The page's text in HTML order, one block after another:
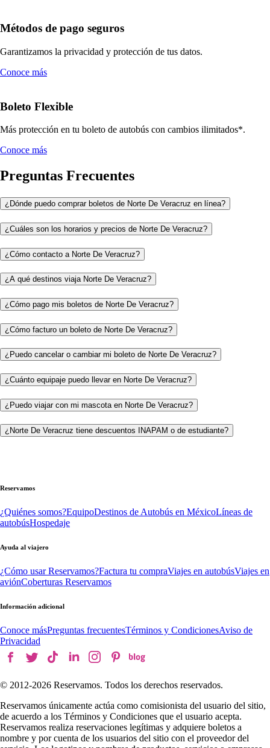
Métodos de pago seguros
Garantizamos la privacidad y protección de tus datos.
Conoce más
Boleto Flexible
Más protección en tu boleto de autobús con cambios ilimitados*.
Conoce más
Preguntas Frecuentes
¿Dónde puedo comprar boletos de Norte De Veracruz en línea?
¿Cuáles son los horarios y precios de Norte De Veracruz?
¿Cómo contacto a Norte De Veracruz?
¿A qué destinos viaja Norte De Veracruz?
¿Cómo pago mis boletos de Norte De Veracruz?
¿Cómo facturo un boleto de Norte De Veracruz?
¿Puedo cancelar o cambiar mi boleto de Norte De Veracruz?
¿Cuánto equipaje puedo llevar en Norte De Veracruz?
¿Puedo viajar con mi mascota en Norte De Veracruz?
¿Norte De Veracruz tiene descuentos INAPAM o de estudiante?
Reservamos
¿Quiénes somos?EquipoDestinos de Autobús en MéxicoLíneas de
autobúsHospedaje
Ayuda al viajero
¿Cómo usar Reservamos?Factura tu compraViajes en autobúsViajes en
aviónCoberturas Reservamos
Información adicional
Conoce másPreguntas frecuentesTérminos y CondicionesAviso de
Privacidad
© 2012-2026 Reservamos. Todos los derechos reservados.
Reservamos únicamente actúa como comisionista del usuario del sitio,
de acuerdo a los Términos y Condiciones que el usuario acepta.
Reservamos realiza reservaciones legítimas y adquiere boletos a
nombre y por cuenta de los usuarios del sitio con el proveedor del